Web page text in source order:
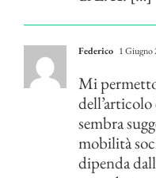
Federico 1 Giugno
Mi
sembra
mobilità
dipenda